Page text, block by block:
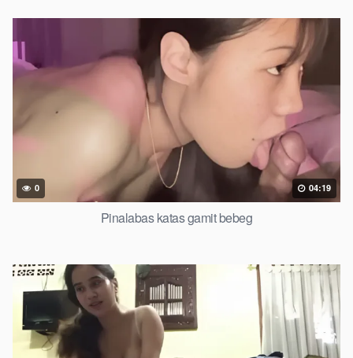
0 04:19
Pinalabas katas gamit bebeg